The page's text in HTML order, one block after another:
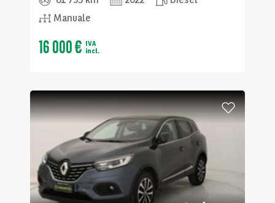
Manuale
16 000 € IVA
incl.